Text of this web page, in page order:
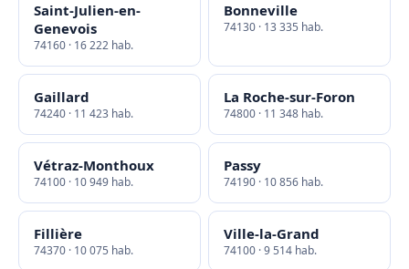
Saint-Julien-en-
Genevois
74160 · 16 222 hab.
Bonneville
74130 · 13 335 hab.
Gaillard
74240 · 11 423 hab.
La Roche-sur-Foron
74800 · 11 348 hab.
Vétraz-Monthoux
74100 · 10 949 hab.
Passy
74190 · 10 856 hab.
Fillière
74370 · 10 075 hab.
Ville-la-Grand
74100 · 9 514 hab.